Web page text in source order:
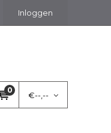
Inloggen
0
€--,--